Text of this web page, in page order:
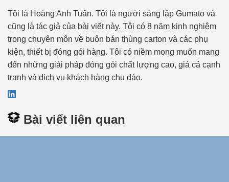
Tôi là Hoàng Anh Tuấn. Tôi là người sáng lập Gumato và
cũng là tác giả của bài viết này. Tôi có 8 năm kinh nghiệm
trong chuyên môn về buôn bán thùng carton và các phụ
kiện, thiết bị đóng gói hàng. Tôi có niềm mong muốn mang
đến những giải pháp đóng gói chất lượng cao, giá cả cạnh
tranh và dịch vụ khách hàng chu đáo.
Bài viết liên quan